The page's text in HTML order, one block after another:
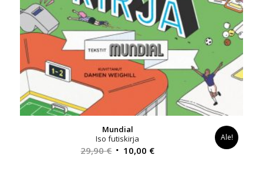
Mundial
Iso futiskirja
29,90€ Alkuperäinen
10,00 €Nykyinen
Ale!